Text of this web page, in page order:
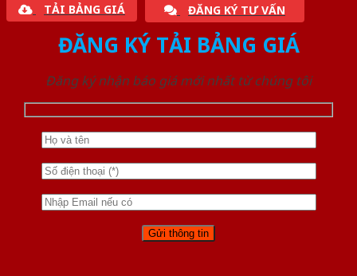
TẢI BẢNG GIÁ ĐĂNG KÝ TƯ VẤN
ĐĂNG KÝ TẢI BẢNG GIÁ
Đăng ký nhận báo giá mới nhất từ chúng tôi